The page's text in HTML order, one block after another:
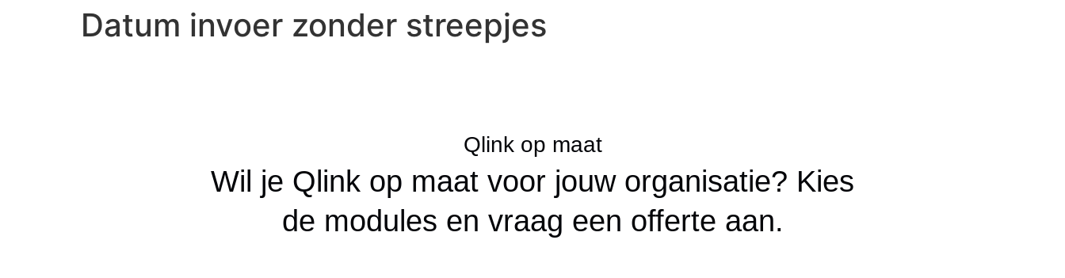
Datum invoer zonder streepjes
Qlink op maat
Wil je Qlink op maat voor jouw organisatie? Kies
de modules en vraag een offerte aan.